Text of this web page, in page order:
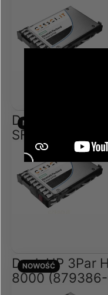
Dysk HP 3
SFF SC Multi
NOWOŚĆ
Dysk HP 3Par
8000
NOWOŚĆ